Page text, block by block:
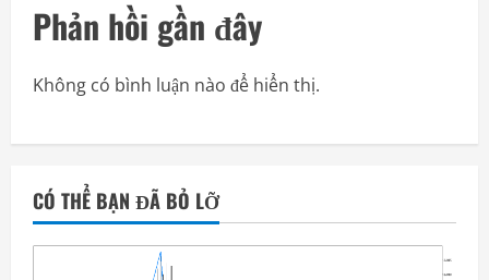
Phản hồi gần đây
Không có bình luận nào để hiển thị.
CÓ THỂ BẠN ĐÃ BỎ LỠ